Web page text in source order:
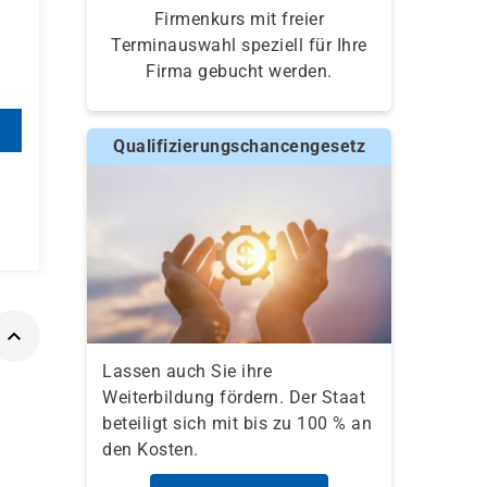
Firmenkurs mit freier
Terminauswahl speziell für Ihre
Firma gebucht werden.
Qualifizierungschancengesetz
Lassen auch Sie ihre
Weiterbildung fördern. Der Staat
beteiligt sich mit bis zu 100 % an
den Kosten.